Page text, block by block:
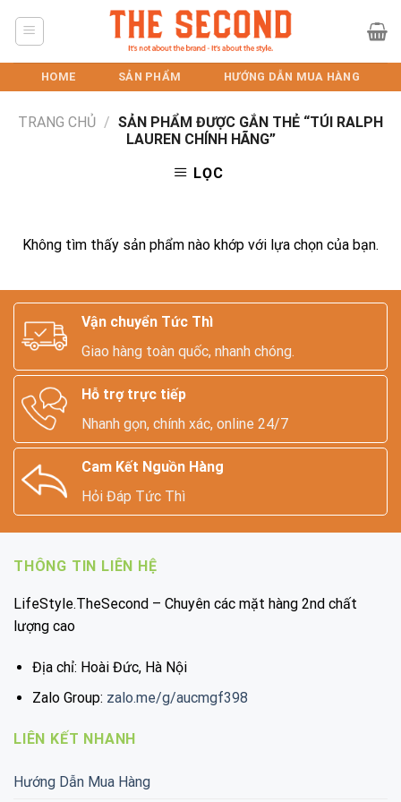
HOME SẢN PHẨM HƯỚNG DẪN MUA HÀNG
TRANG CHỦ / SẢN PHẨM ĐƯỢC GẮN THẺ “TÚI RALPH
LAUREN CHÍNH HÃNG”
LỌC
Không tìm thấy sản phẩm nào khớp với lựa chọn của bạn.
Vận chuyển Tức Thì
Giao hàng toàn quốc, nhanh chóng.
Hỗ trợ trực tiếp
Nhanh gọn, chính xác, online 24/7
Cam Kết Nguồn Hàng
Hỏi Đáp Tức Thì
THÔNG TIN LIÊN HỆ
LifeStyle.TheSecond – Chuyên các mặt hàng 2nd chất
lượng cao
Địa chỉ: Hoài Đức, Hà Nội
Zalo Group: zalo.me/g/aucmgf398
LIÊN KẾT NHANH
Hướng Dẫn Mua Hàng